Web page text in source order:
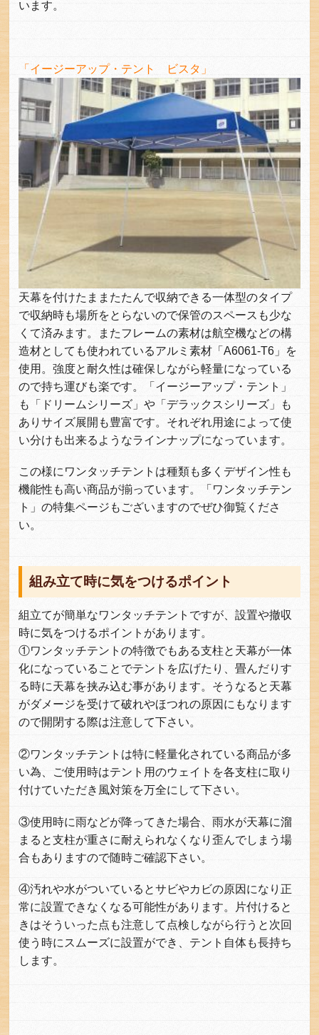
います。
「イージーアップ・テント ビスタ」
天幕を付けたままたたんで収納できる一体型のタイプ
で収納時も場所をとらないので保管のスペースも少な
くて済みます。またフレームの素材は航空機などの構
造材としても使われているアルミ素材「A6061-T6」を
使用。強度と耐久性は確保しながら軽量になっている
ので持ち運びも楽です。「イージーアップ・テント」
も「ドリームシリーズ」や「デラックスシリーズ」も
ありサイズ展開も豊富です。それぞれ用途によって使
い分けも出来るようなラインナップになっています。
この様にワンタッチテントは種類も多くデザイン性も
機能性も高い商品が揃っています。「ワンタッチテン
ト」の特集ページもございますのでぜひ御覧くださ
い。
組み立て時に気をつけるポイント
組立てが簡単なワンタッチテントですが、設置や撤収
時に気をつけるポイントがあります。
①ワンタッチテントの特徴でもある支柱と天幕が一体
化になっていることでテントを広げたり、畳んだりす
る時に天幕を挟み込む事があります。そうなると天幕
がダメージを受けて破れやほつれの原因にもなります
ので開閉する際は注意して下さい。
②ワンタッチテントは特に軽量化されている商品が多
い為、ご使用時はテント用のウェイトを各支柱に取り
付けていただき風対策を万全にして下さい。
③使用時に雨などが降ってきた場合、雨水が天幕に溜
まると支柱が重さに耐えられなくなり歪んでしまう場
合もありますので随時ご確認下さい。
④汚れや水がついているとサビやカビの原因になり正
常に設置できなくなる可能性があります。片付けると
きはそういった点も注意して点検しながら行うと次回
使う時にスムーズに設置ができ、テント自体も長持ち
します。